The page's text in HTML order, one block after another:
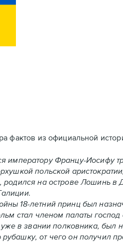
фактов из официальной
императору Францу-Иосифу
польской
на острове Лошинь
18-летний принц был
стал членом палаты
уже в звании полковника,
от чего он получил